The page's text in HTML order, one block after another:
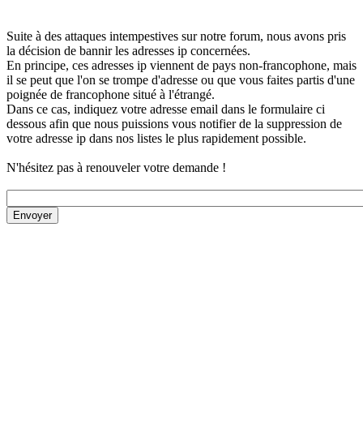
Suite à des attaques intempestives sur notre forum, nous avons pris
la décision de bannir les adresses ip concernées.
En principe, ces adresses ip viennent de pays non-francophone, mais
il se peut que l'on se trompe d'adresse ou que vous faites partis d'une
poignée de francophone situé à l'étrangé.
Dans ce cas, indiquez votre adresse email dans le formulaire ci
dessous afin que nous puissions vous notifier de la suppression de
votre adresse ip dans nos listes le plus rapidement possible.
N'hésitez pas à renouveler votre demande !